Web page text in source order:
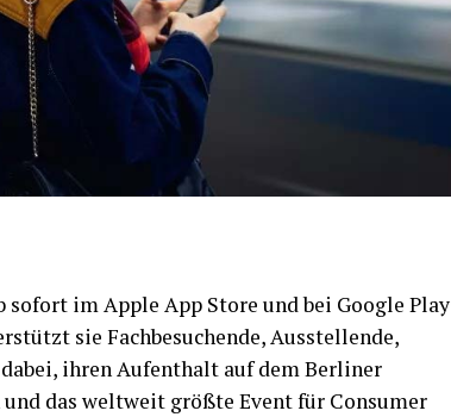
sofort im Apple App Store und bei Google Play
sie Fachbesuchende, Ausstellende,
ihren Aufenthalt auf dem Berliner
das weltweit größte Event für Consumer